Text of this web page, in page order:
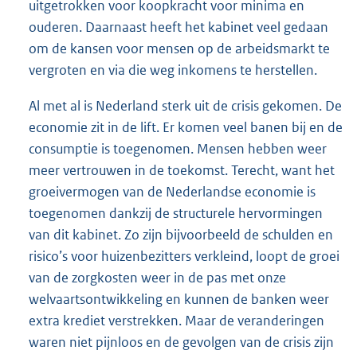
uitgetrokken voor koopkracht voor minima en
ouderen. Daarnaast heeft het kabinet veel gedaan
om de kansen voor mensen op de arbeidsmarkt te
vergroten en via die weg inkomens te herstellen.
Al met al is Nederland sterk uit de crisis gekomen. De
economie zit in de lift. Er komen veel banen bij en de
consumptie is toegenomen. Mensen hebben weer
meer vertrouwen in de toekomst. Terecht, want het
groeivermogen van de Nederlandse economie is
toegenomen dankzij de structurele hervormingen
van dit kabinet. Zo zijn bijvoorbeeld de schulden en
risico’s voor huizenbezitters verkleind, loopt de groei
van de zorgkosten weer in de pas met onze
welvaartsontwikkeling en kunnen de banken weer
extra krediet verstrekken. Maar de veranderingen
waren niet pijnloos en de gevolgen van de crisis zijn